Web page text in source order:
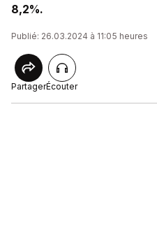
8,2%.
Publié: 26.03.2024 à 11:05 heures
PartagerÉcouter